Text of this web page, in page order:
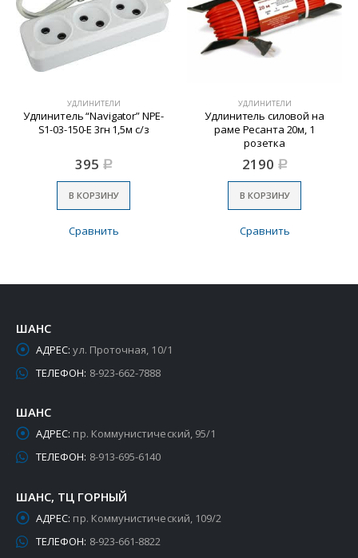
УДЛИНИТЕЛИ
Удлинитель “Navigator” NPE-
S1-03-150-Е 3гн 1,5м с/з
395 Р
В КОРЗИНУ
Сравнить
УДЛИНИТЕЛИ
Удлинитель силовой на
раме Ресанта 20м, 1
розетка
2190 Р
В КОРЗИНУ
Сравнить
ШАНС
АДРЕС: ул. Проточная, 10/1
ТЕЛЕФОН: 8-923-662-7888
ШАНС
АДРЕС: пр. Коммунистический, 95/1
ТЕЛЕФОН: 8-913-695-6140
ШАНС, ТЦ ГОРНЫЙ
АДРЕС: пр. Коммунистический, 109/2
ТЕЛЕФОН: 8-923-661-8822